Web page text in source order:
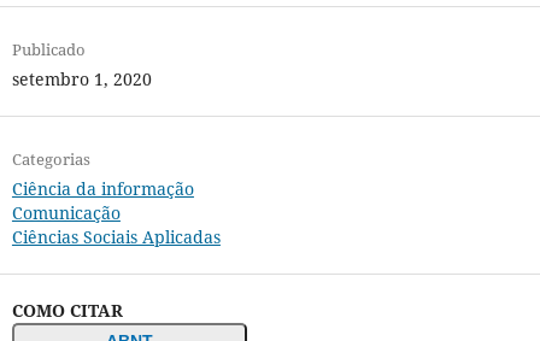
Publicado
setembro 1, 2020
Categorias
Ciência da informação
Comunicação
Ciências Sociais Aplicadas
COMO CITAR